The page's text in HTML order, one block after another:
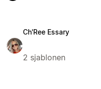
Ch'Ree Essary
2 sjablonen